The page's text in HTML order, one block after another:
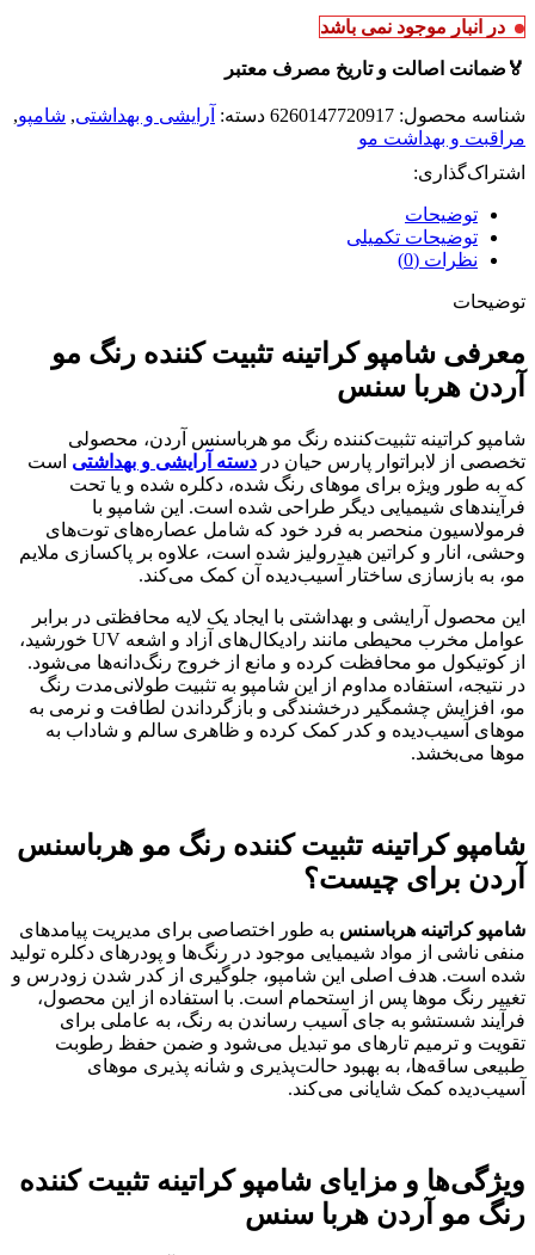
در انبار موجود نمی باشد
🏅 ضمانت اصالت و تاریخ مصرف معتبر
شناسه محصول: 6260147720917 دسته: آرایشی و بهداشتی, شامپو,
مراقبت و بهداشت مو
اشتراک‌گذاری:
توضیحات
توضیحات تکمیلی
نظرات (0)
توضیحات
معرفی شامپو کراتینه تثبیت کننده رنگ مو
آردن هربا سنس
شامپو کراتینه تثبیت‌کننده رنگ مو هرباسنس آردن، محصولی
تخصصی از لابراتوار پارس حیان در دسته آرایشی و بهداشتی است
که به طور ویژه برای موهای رنگ شده، دکلره شده و یا تحت
فرآیندهای شیمیایی دیگر طراحی شده است. این شامپو با
فرمولاسیون منحصر به فرد خود که شامل عصاره‌های توت‌های
وحشی، انار و کراتین هیدرولیز شده است، علاوه بر پاکسازی ملایم
مو، به بازسازی ساختار آسیب‌دیده آن کمک می‌کند.
این محصول آرایشی و بهداشتی با ایجاد یک لایه محافظتی در برابر
عوامل مخرب محیطی مانند رادیکال‌های آزاد و اشعه UV خورشید،
از کوتیکول مو محافظت کرده و مانع از خروج رنگ‌دانه‌ها می‌شود.
در نتیجه، استفاده مداوم از این شامپو به تثبیت طولانی‌مدت رنگ
مو، افزایش چشمگیر درخشندگی و بازگرداندن لطافت و نرمی به
موهای آسیب‌دیده و کدر کمک کرده و ظاهری سالم و شاداب به
موها می‌بخشد.
شامپو کراتینه تثبیت کننده رنگ مو هرباسنس
آردن برای چیست؟
شامپو کراتینه هرباسنس به طور اختصاصی برای مدیریت پیامدهای
منفی ناشی از مواد شیمیایی موجود در رنگ‌ها و پودرهای دکلره تولید
شده است. هدف اصلی این شامپو، جلوگیری از کدر شدن زودرس و
تغییر رنگ موها پس از استحمام است. با استفاده از این محصول،
فرآیند شستشو به جای آسیب رساندن به رنگ، به عاملی برای
تقویت و ترمیم تارهای مو تبدیل می‌شود و ضمن حفظ رطوبت
طبیعی ساقه‌ها، به بهبود حالت‌پذیری و شانه پذیری موهای
آسیب‌دیده کمک شایانی می‌کند.
ویژگی‌ها و مزایای شامپو کراتینه تثبیت کننده
رنگ مو آردن هربا سنس